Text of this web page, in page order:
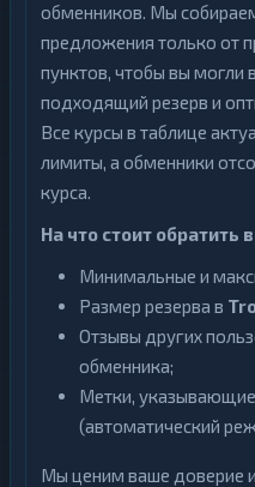
обменников. Мы
предложения только от
пунктов, чтобы вы могли
подходящий резерв и
Все курсы в таблице
лимиты, а обменники
курса.
На что стоит обратить
Минимальные и
Размер резерва в
Отзывы других
обменника;
Метки,
(автоматический
Мы ценим ваше доверие